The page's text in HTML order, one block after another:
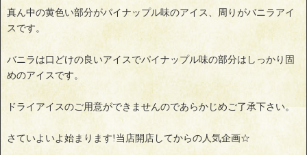
真ん中の黄色い部分がパイナップル味のアイス、周りがバニラアイ
スです。
バニラは口どけの良いアイスでパイナップル味の部分はしっかり固
めのアイスです。
ドライアイスのご用意ができませんのであらかじめご了承下さい。
さていよいよ始まります!当店開店してからの人気企画☆